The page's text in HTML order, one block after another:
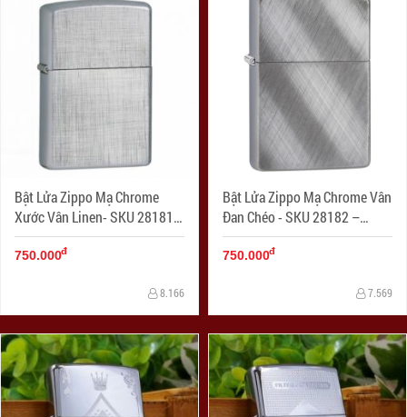
Bật Lửa Zippo Mạ Chrome
Xước Vân Linen- SKU 28181 –
Zippo Linen Weave
750.000đ
8.166
Bật Lửa Zippo Mạ Chrome Vân
Đan Chéo - SKU 28182 –
Zippo Diagonal Weave
750.000đ
7.569